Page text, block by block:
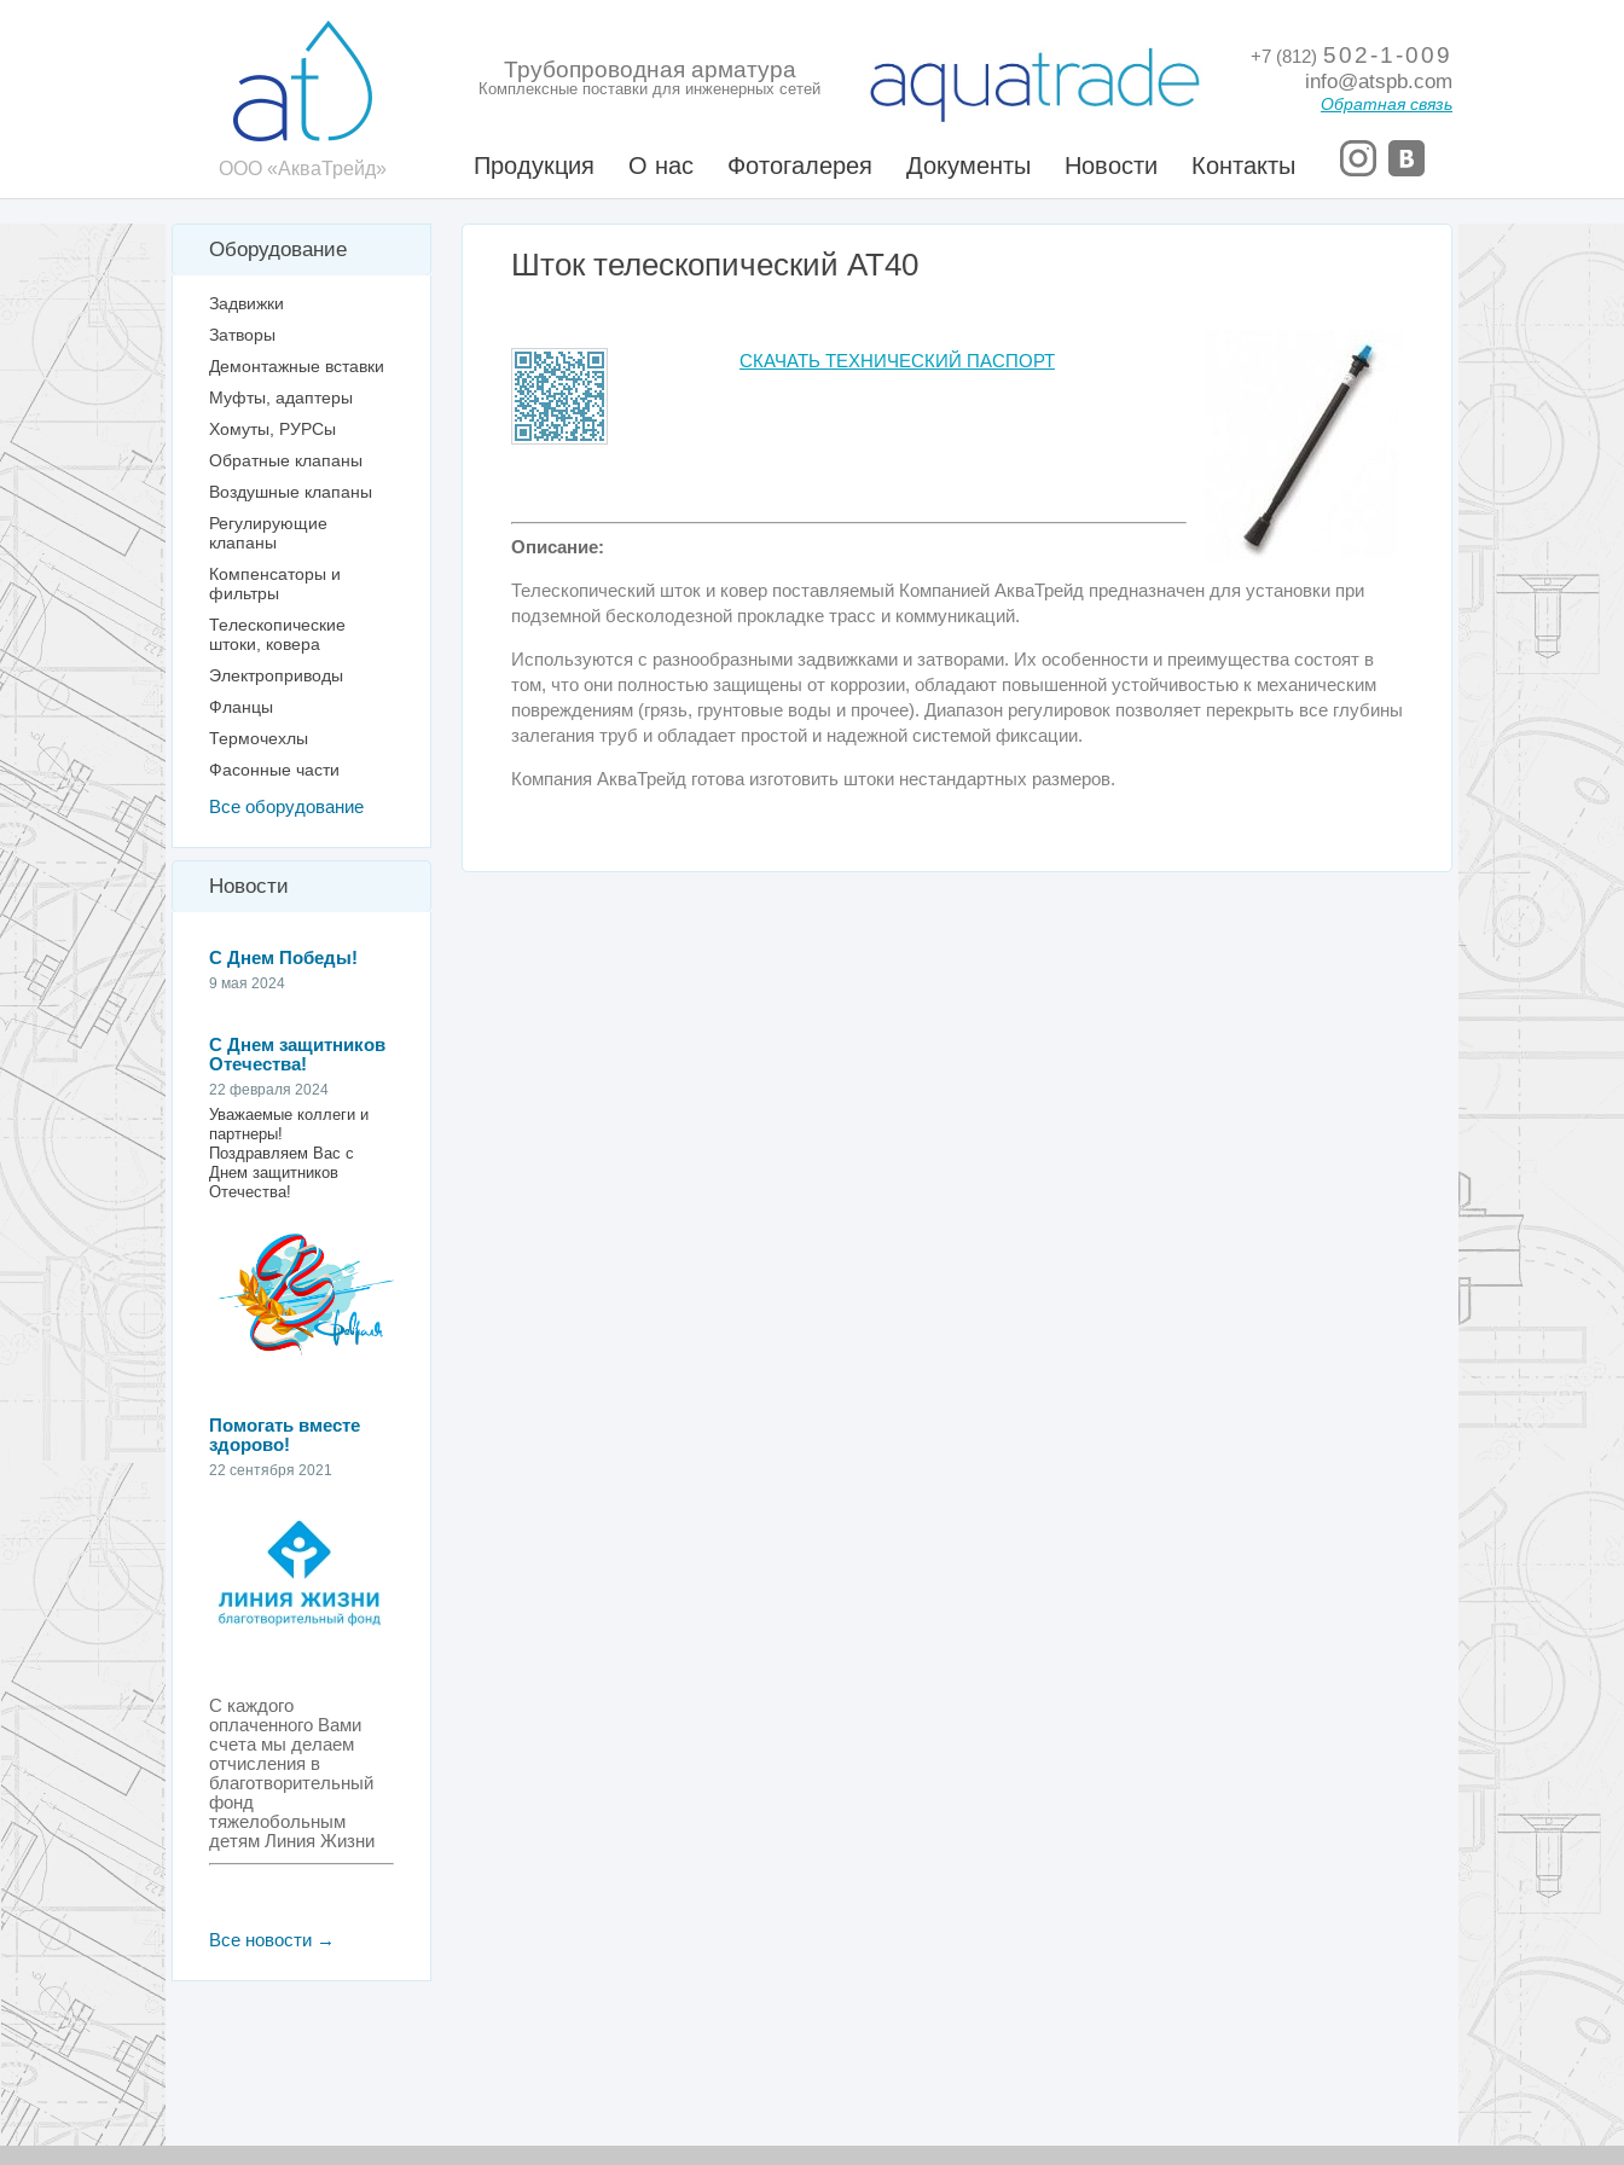
ООО «АкваТрейд»
Трубопроводная арматура
Комплексные поставки для инженерных сетей
+7 (812) 502-1-009
info@atspb.com
Обратная связь
Продукция О нас Фотогалерея Документы Новости Контакты
Оборудование
Задвижки
Затворы
Демонтажные вставки
Муфты, адаптеры
Хомуты, РУРСы
Обратные клапаны
Воздушные клапаны
Регулирующие
клапаны
Компенсаторы и
фильтры
Телескопические
штоки, ковера
Электроприводы
Фланцы
Термочехлы
Фасонные части
Все оборудование
Новости
С Днем Победы!
9 мая 2024
С Днем защитников
Отечества!
22 февраля 2024
Уважаемые коллеги и
партнеры!
Поздравляем Вас с
Днем защитников
Отечества!
Помогать вместе
здорово!
22 сентября 2021
С каждого
оплаченного Вами
счета мы делаем
отчисления в
благотворительный
фонд
тяжелобольным
детям Линия Жизни
Все новости →
Шток телескопический АТ40
СКАЧАТЬ ТЕХНИЧЕСКИЙ ПАСПОРТ
Описание:
Телескопический шток и ковер поставляемый Компанией АкваТрейд предназначен для установки при
подземной бесколодезной прокладке трасс и коммуникаций.
Используются с разнообразными задвижками и затворами. Их особенности и преимущества состоят в
том, что они полностью защищены от коррозии, обладают повышенной устойчивостью к механическим
повреждениям (грязь, грунтовые воды и прочее). Диапазон регулировок позволяет перекрыть все глубины
залегания труб и обладает простой и надежной системой фиксации.
Компания АкваТрейд готова изготовить штоки нестандартных размеров.